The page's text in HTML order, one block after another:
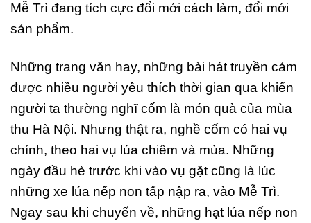
Mễ Trì đang tích cực đổi mới cách làm, đổi mới
sản phẩm.
Những trang văn hay, những bài hát truyền cảm
được nhiều người yêu thích thời gian qua khiến
người ta thường nghĩ cốm là món quà của mùa
thu Hà Nội. Nhưng thật ra, nghề cốm có hai vụ
chính, theo hai vụ lúa chiêm và mùa. Những
ngày đầu hè trước khi vào vụ gặt cũng là lúc
những xe lúa nếp non tấp nập ra, vào Mễ Trì.
Ngay sau khi chuyển về, những hạt lúa nếp non